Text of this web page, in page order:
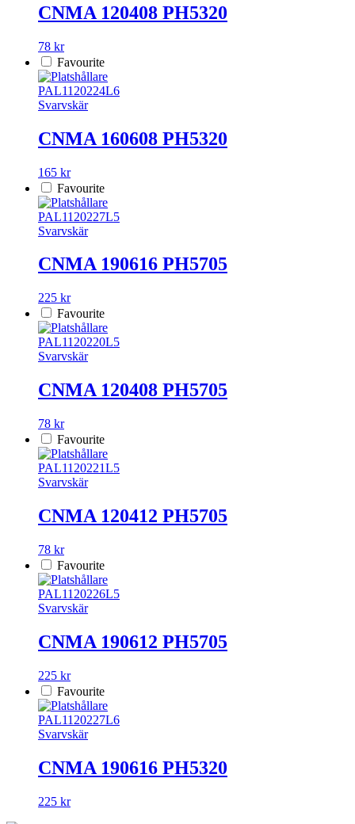
CNMA 120408 PH5320
78 kr
Favourite
PAL1120224L6
Svarvskär
CNMA 160608 PH5320
165 kr
Favourite
PAL1120227L5
Svarvskär
CNMA 190616 PH5705
225 kr
Favourite
PAL1120220L5
Svarvskär
CNMA 120408 PH5705
78 kr
Favourite
PAL1120221L5
Svarvskär
CNMA 120412 PH5705
78 kr
Favourite
PAL1120226L5
Svarvskär
CNMA 190612 PH5705
225 kr
Favourite
PAL1120227L6
Svarvskär
CNMA 190616 PH5320
225 kr